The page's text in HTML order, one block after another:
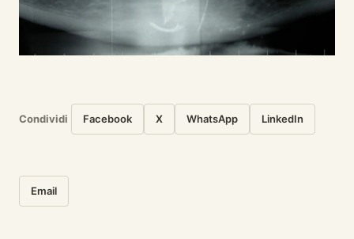
Condividi Facebook X WhatsApp LinkedIn
Email